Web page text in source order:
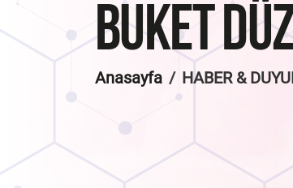
BUKET
Anasayfa HABER &